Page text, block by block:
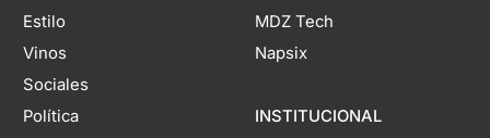
Estilo
Vinos
Sociales
Política
MDZ Tech
Napsix
INSTITUCIONAL